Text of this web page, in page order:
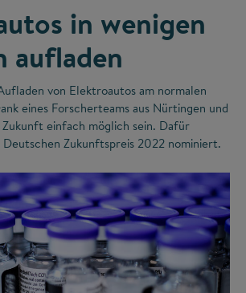
in wenigen
aufladen
von Elektroautos am normalen
eines Forscherteams aus Nürtingen und
Zukunft einfach möglich sein. Dafür
Zukunftspreis 2022 nominiert.